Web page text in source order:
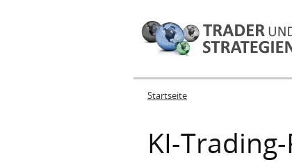
Sie sind hier
Startseite
KI-